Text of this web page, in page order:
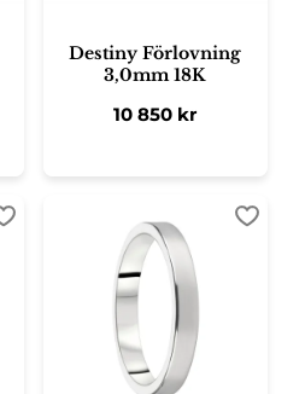
Destiny Förlovning
3,0mm 18K
10 850 kr
Lägg till i favoriter Lägg